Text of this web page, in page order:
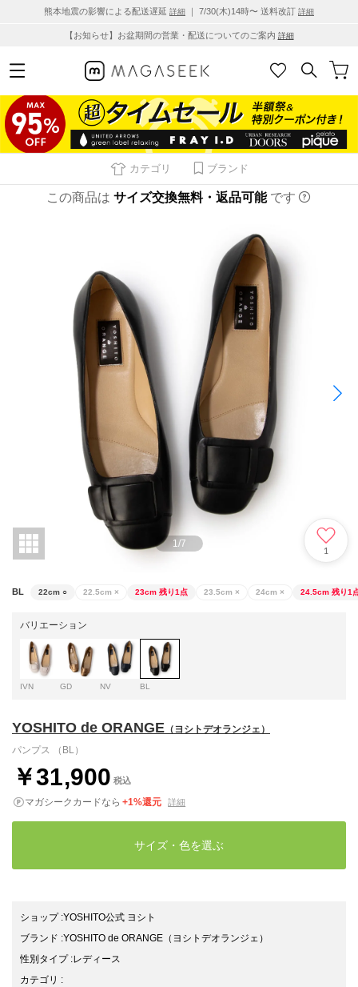
熊本地震の影響による配送遅延 詳細 ｜ 7/30(木)14時〜 送料改訂 詳細
【お知らせ】お盆期間の営業・配送についてのご案内 詳細
カテゴリ ブランド
この商品は サイズ交換無料・返品可能 です
1 /7
1
BL 22cm ○ 22.5cm × 23cm 残り1点 23.5cm × 24cm × 24.5cm 残り1
バリエーション
IVN GD NV BL
YOSHITO de ORANGE （ヨシトデオランジェ）
パンプス （BL）
￥31,900 税込
マガシークカードなら +1%還元 詳細
サイズ・色を選ぶ
ショップ:YOSHITO公式 ヨシト
ブランド :YOSHITO de ORANGE （ヨシトデオランジェ）
性別タイプ:レディース
カテゴリ :